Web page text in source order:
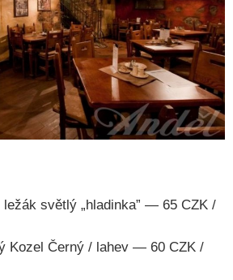
ležák světlý „hladinka” — 65 CZK /
Kozel Černý / lahev — 60 CZK /